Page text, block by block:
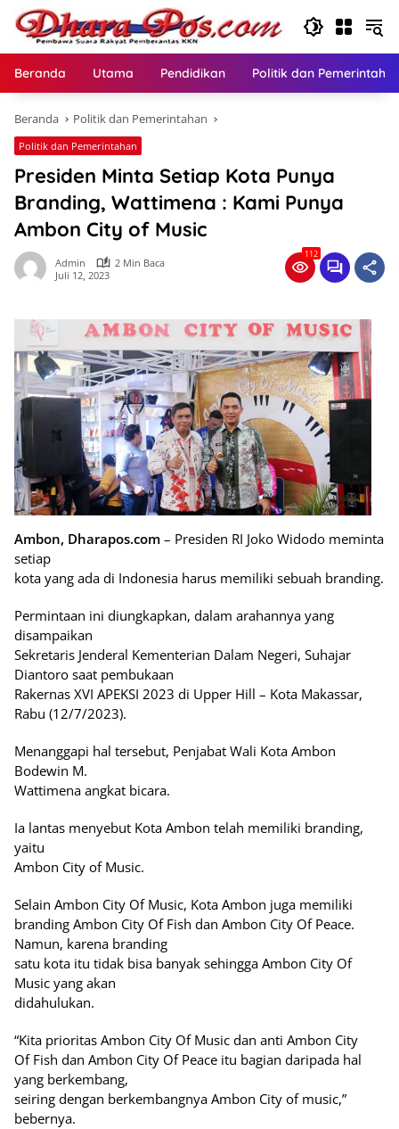
Langsung
konten
Beranda Utama Pendidikan Politik dan
Beranda Politik dan Pemerintahan
Politik dan Pemerintahan
Presiden Minta Setiap Kota Punya
Branding, Wattimena : Kami Punya
Ambon City of Music
Admin
2 Min Baca
Juli 12, 2023
112
Ambon, Dharapos.com – Presiden RI Joko Widodo meminta
setiap
kota yang ada di Indonesia harus memiliki sebuah branding.
Permintaan ini diungkapkan, dalam arahannya yang
disampaikan
Sekretaris Jenderal Kementerian Dalam Negeri, Suhajar
Diantoro saat pembukaan
Rakernas XVI APEKSI 2023 di Upper Hill – Kota Makassar,
Rabu (12/7/2023).
Menanggapi hal tersebut, Penjabat Wali Kota Ambon
Bodewin M.
Wattimena angkat bicara.
Ia lantas menyebut Kota Ambon telah memiliki branding,
yaitu
Ambon City of Music.
Selain Ambon City Of Music, Kota Ambon juga memiliki
branding Ambon City Of Fish dan Ambon City Of Peace.
Namun, karena branding
satu kota itu tidak bisa banyak sehingga Ambon City Of
Music yang akan
didahulukan.
“Kita prioritas Ambon City Of Music dan anti Ambon City
Of Fish dan Ambon City Of Peace itu bagian daripada hal
yang berkembang,
seiring dengan berkembangnya Ambon City of music,”
bebernya.